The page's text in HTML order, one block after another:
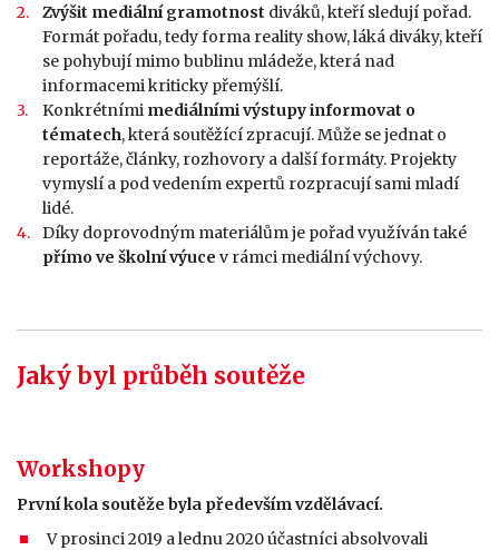
Zvýšit mediální gramotnost diváků, kteří sledují pořad.
Formát pořadu, tedy forma reality show, láká diváky, kteří
se pohybují mimo bublinu mládeže, která nad
informacemi kriticky přemýšlí.
Konkrétními mediálními výstupy informovat o
tématech, která soutěžící zpracují. Může se jednat o
reportáže, články, rozhovory a další formáty. Projekty
vymyslí a pod vedením expertů rozpracují sami mladí
lidé.
Díky doprovodným materiálům je pořad využíván také
přímo ve školní výuce v rámci mediální výchovy.
Jaký byl průběh soutěže
Workshopy
První kola soutěže byla především vzdělávací.
V prosinci 2019 a lednu 2020 účastníci absolvovali